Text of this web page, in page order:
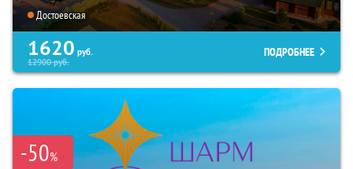
Достоевская
1620 руб.
12900руб.
ПОДРОБНЕЕ
-50%